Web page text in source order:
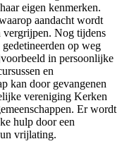
eigen kenmerken.
aandacht wordt
vergrijpen. Nog tijdens
gedetineerden op weg
in persoonlijke
en
kan door gevangenen
vereniging Kerken
Er wordt
hulp door een
vrijlating.